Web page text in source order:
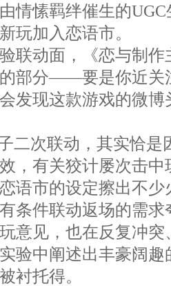
情愫羁绊催生的
玩加入恋语市。
联动面，《恋与制
部分——要是你近关
发现这款游戏的微博
二次联动，其实恰是
，有关狡计屡次击
语市的设定擦出不
条件联动返场的需求
意见，也在反复冲
验中阐述出丰豪阔
衬托得。